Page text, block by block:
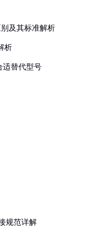
及其标准解析
析
适替代型号
规范详解